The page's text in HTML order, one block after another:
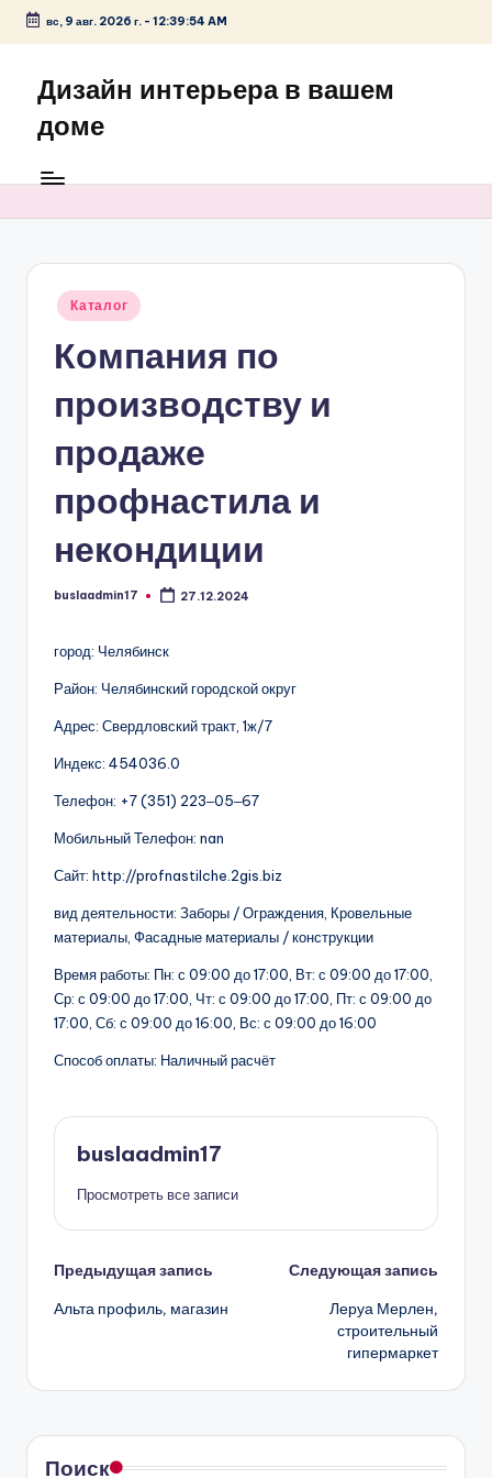
Перейти
содержимому
вс, 9 авг. 2026 г.- 12:39:54 AM
Дизайн интерьера в вашем
доме
Опубликовано
Каталог
Компания по
производству и
продаже
профнастила и
некондиции
Запись
buslaadmin17 27.12.2024
город: Челябинск
Район: Челябинский городской округ
Адрес: Свердловский тракт, 1ж/7
Индекс: 454036.0
Телефон: +7 (351) 223‒05‒67
Мобильный Телефон: nan
Сайт: http://profnastilche.2gis.biz
вид деятельности: Заборы / Ограждения, Кровельные
материалы, Фасадные материалы / конструкции
Время работы: Пн: с 09:00 до 17:00, Вт: с 09:00 до 17:00,
Ср: с 09:00 до 17:00, Чт: с 09:00 до 17:00, Пт: с 09:00 до
17:00, Сб: с 09:00 до 16:00, Вс: с 09:00 до 16:00
Способ оплаты: Наличный расчёт
buslaadmin17
Просмотреть все записи
Навигация
записи
Предыдущая запись
Альта профиль, магазин
Следующая запись
Леруа Мерлен,
строительный
гипермаркет
Поиск